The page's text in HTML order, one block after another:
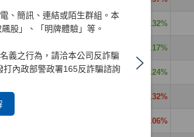
、簡訊、連結或陌生群組。本
股」、「明牌體驗」等。
義之行為，請洽本公司反詐騙
打內政部警政署165反詐騙諮詢